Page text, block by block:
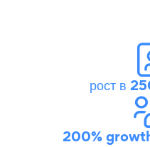
рост в
200%